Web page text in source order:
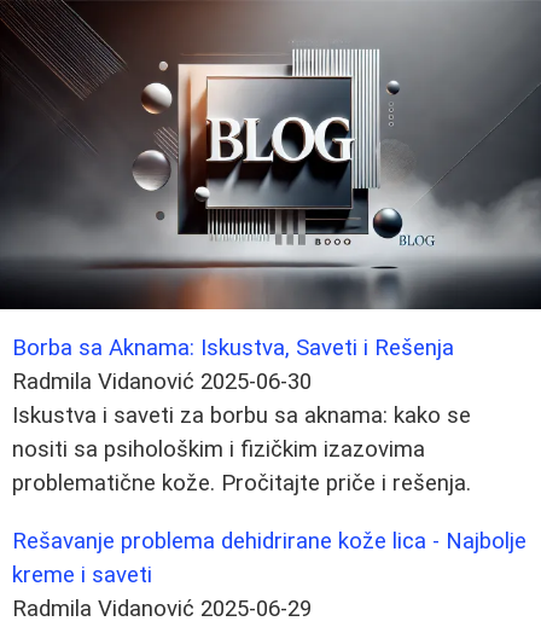
Borba sa Aknama: Iskustva, Saveti i Rešenja
Radmila Vidanović 2025-06-30
Iskustva i saveti za borbu sa aknama: kako se
nositi sa psihološkim i fizičkim izazovima
problematične kože. Pročitajte priče i rešenja.
Rešavanje problema dehidrirane kože lica - Najbolje
kreme i saveti
Radmila Vidanović 2025-06-29